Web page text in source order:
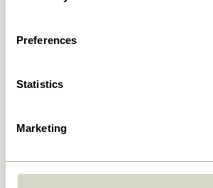
Preferences
Statistics
Marketing